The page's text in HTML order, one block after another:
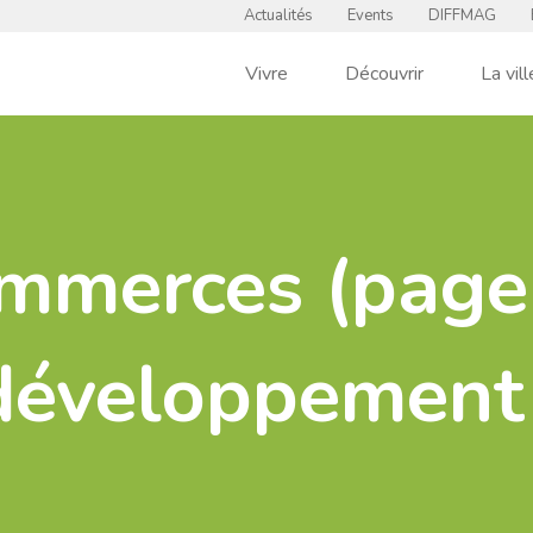
Actualités Events DIFFMAG
Vivre Découvrir La